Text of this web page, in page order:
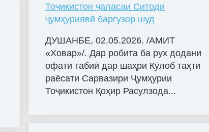
Тоҷикистон ҷаласаи Ситоди
ҷумҳуриявӣ баргузор шуд
ДУШАНБЕ, 02.05.2026. /АМИТ
«Ховар»/. Дар робита ба рух додани
офати табиӣ дар шаҳри Кӯлоб таҳти
раёсати Сарвазири Ҷумҳурии
Тоҷикистон Қоҳир Расулзода...